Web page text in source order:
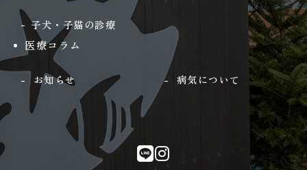
子犬・子猫の診療
医療コラム
お知らせ 病気について